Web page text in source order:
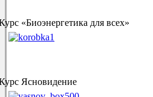
«Биоэнергетика для всех»
Ясновидение